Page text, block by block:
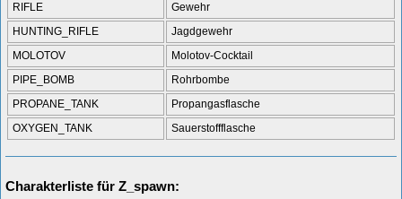
RIFLE
Gewehr
HUNTING_RIFLE
Jagdgewehr
MOLOTOV
Molotov-Cocktail
PIPE_BOMB
Rohrbombe
PROPANE_TANK
Propangasflasche
OXYGEN_TANK
Sauerstoffflasche
Charakterliste für Z_spawn: